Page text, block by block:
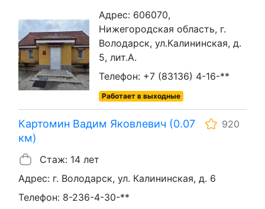
Адрес: 606070,
Нижегородская область, г.
Володарск, ул.Калининская, д.
5, лит.А.
Телефон: +7 (83136) 4-16-**
Работает в выходные
Картомин Вадим Яковлевич (0.07
км)
920
Стаж: 14 лет
Адрес: г. Володарск, ул. Калининская, д. 6
Телефон: 8-236-4-30-**